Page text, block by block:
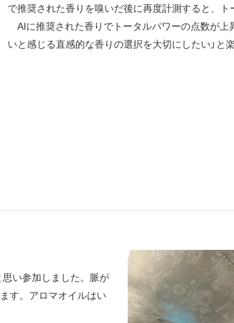
で推奨された香りを嗅いだ後に再度計測すると、ト
AIに推奨された香りでトータルパワーの点数が上
いと感じる直感的な香りの選択を大切にしたい」と
い参加しました。脈が
す。アロマオイルはい